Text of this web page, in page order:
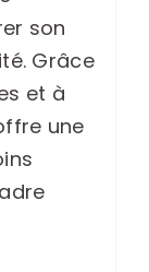
son
Grâce
et à
une